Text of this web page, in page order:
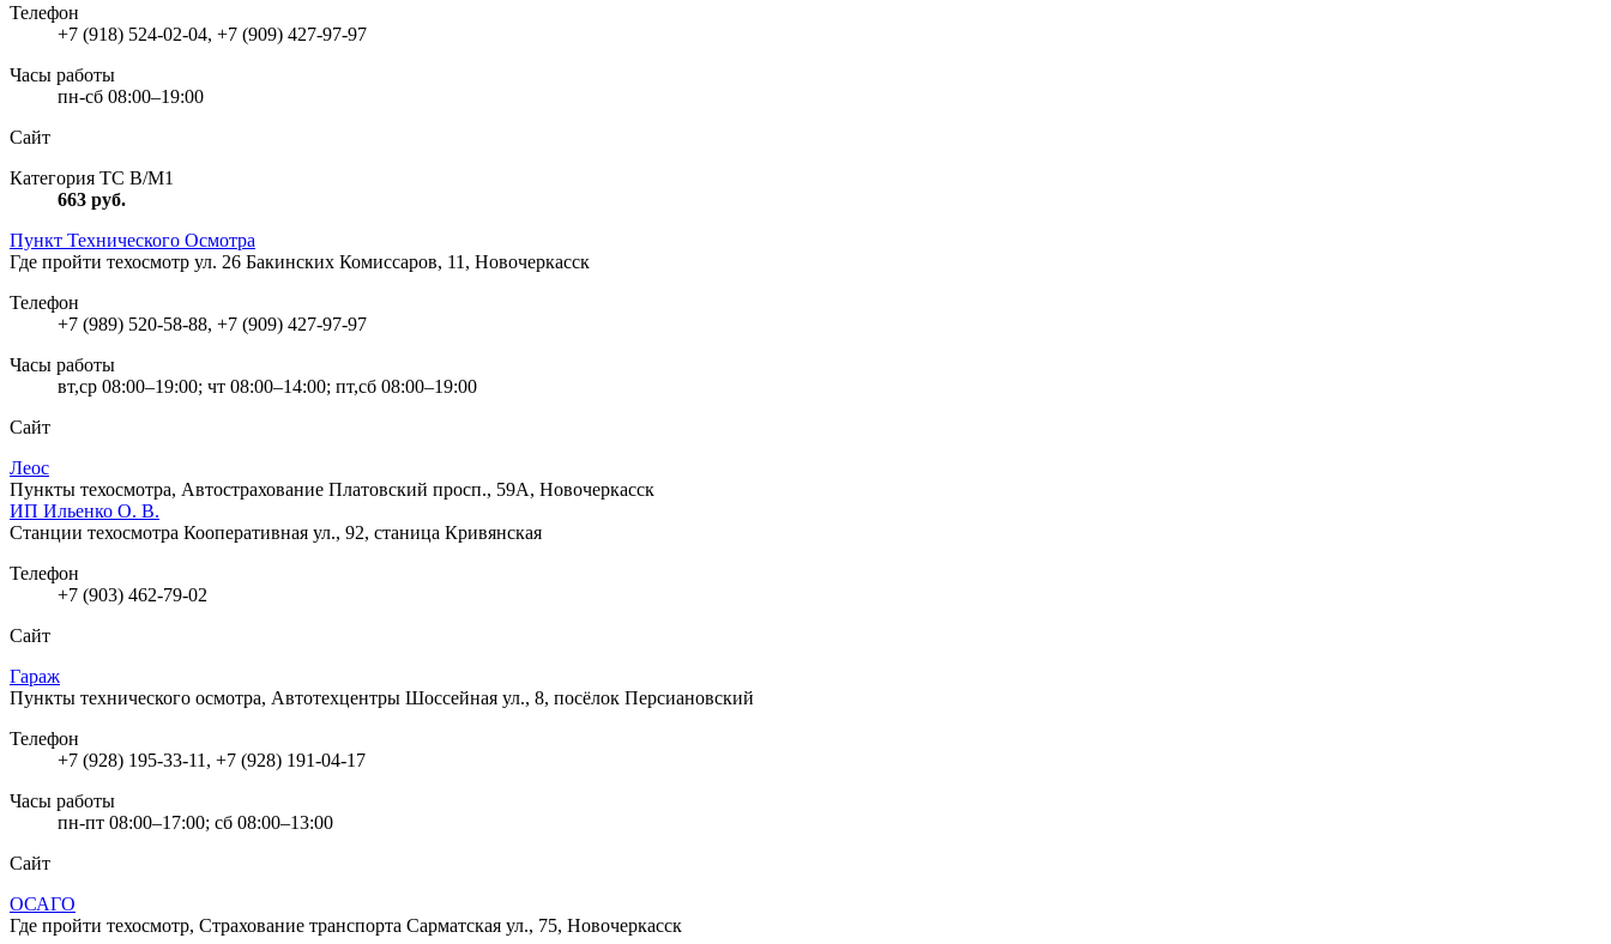
Телефон
+7 (918) 524-02-04, +7 (909) 427-97-97
Часы работы
пн-сб 08:00–19:00
Сайт
Категория ТС В/М1
663 руб.
Пункт Технического Осмотра
Где пройти техосмотр ул. 26 Бакинских Комиссаров, 11, Новочеркасск
Телефон
+7 (989) 520-58-88, +7 (909) 427-97-97
Часы работы
вт,ср 08:00–19:00; чт 08:00–14:00; пт,сб 08:00–19:00
Сайт
Леос
Пункты техосмотра, Автострахование Платовский просп., 59А, Новочеркасск
ИП Ильенко О. В.
Станции техосмотра Кооперативная ул., 92, станица Кривянская
Телефон
+7 (903) 462-79-02
Сайт
Гараж
Пункты технического осмотра, Автотехцентры Шоссейная ул., 8, посёлок Персиановский
Телефон
+7 (928) 195-33-11, +7 (928) 191-04-17
Часы работы
пн-пт 08:00–17:00; сб 08:00–13:00
Сайт
ОСАГО
Где пройти техосмотр, Страхование транспорта Сарматская ул., 75, Новочеркасск